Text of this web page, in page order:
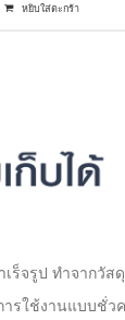
หยิบใส่ตะกร้า
เร็จรูป ทำจากวั
ารใช้งานแบบชั่